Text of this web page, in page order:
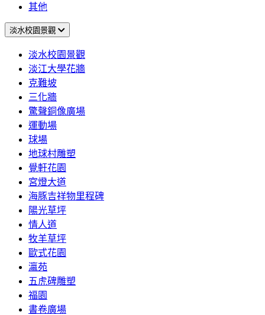
其他
淡水校園景觀
淡水校園景觀
淡江大學花牆
克難坡
三化牆
驚聲銅像廣場
運動場
球場
地球村雕塑
覺軒花園
宮燈大道
海豚吉祥物里程碑
陽光草坪
情人道
牧羊草坪
歐式花園
瀛苑
五虎碑雕塑
福園
書卷廣場